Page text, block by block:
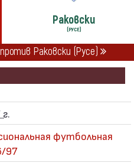
Раковски
(РУСЕ)
Раковски (Русе)
1996/97
футбольная
97